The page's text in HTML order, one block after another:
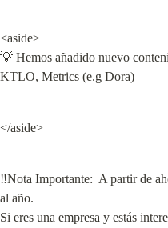
<aside>
💡 Hemos añadido nuevo
KTLO, Metrics (e.g Dora)
</aside>
‼Nota Importante:  A partir de
al año.
Si eres una empresa y estás